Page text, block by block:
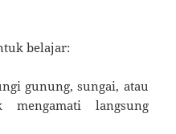
belajar:
gunung, sungai, atau
langsung